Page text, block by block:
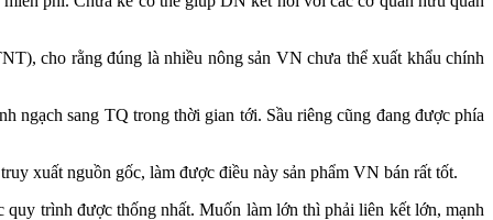
cho rằng đúng là nhiều nông sản VN chưa thể xuất khẩu chính
ngạch sang TQ trong thời gian tới. Sầu riêng cũng đang được phía
xuất nguồn gốc, làm được điều này sản phẩm VN bán rất tốt.
trình được thống nhất. Muốn làm lớn thì phải liên kết lớn, mạnh